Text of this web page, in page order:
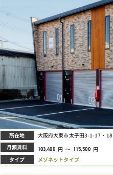
所在地 大阪府大東市太子田3-1-17・18
月額賃料 103,400 円 ～ 115,500 円
タイプ メゾネットタイプ